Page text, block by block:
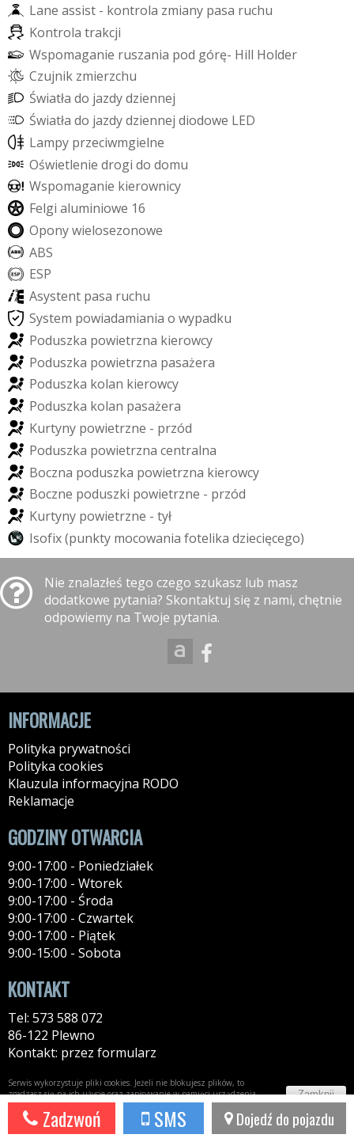
Zadzwoń SMS Dojedź do pojazdu
Lane assist - kontrola zmiany pasa ruchu
Kontrola trakcji
Wspomaganie ruszania pod górę- Hill Holder
Czujnik zmierzchu
Światła do jazdydziennej
Światła do jazdydziennej diodowe LED
Lampy przeciwmgielne
Oświetlenie drogi do domu
Wspomaganie kierownicy
Felgi aluminiowe 16
Oponywielosezonowe
ABS
ESP
Asystent pasa ruchu
System powiadamiania o wypadku
Poduszka powietrzna kierowcy
Poduszka powietrzna pasażera
Poduszka kolan kierowcy
Poduszka kolan pasażera
Kurtyny powietrzne - przód
Poduszka powietrzna centralna
Boczna poduszka powietrzna kierowcy
Boczne poduszki powietrzne - przód
Kurtyny powietrzne - tył
Isofix(punkty mocowania fotelika dziecięcego)
Nie znalazłeś tego czego szukasz lub masz
dodatkowe pytania? Skontaktuj się z nami, chętnie
odpowiemy na Twoje pytania.
INFORMACJE
Polityka prywatności
Polityka cookies
Klauzula informacyjna RODO
Reklamacje
GODZINY OTWARCIA
9:00-17:00 - Poniedziałek
9:00-17:00 - Wtorek
9:00-17:00 - Środa
9:00-17:00 - Czwartek
9:00-17:00 - Piątek
9:00-15:00 - Sobota
KONTAKT
Tel: 573 588 072
86-122 Plewno
Kontakt: przez formularz
Serwis wykorzystuje pliki cookies. Jeżeli nie blokujesz plików, to
zgadzasz się na ich użycie oraz zapisywanie w pamięci urządzenia.
Więcej informacji wpolityce prywatności
Zamknij
Potrzebujesz taki portal? Napisz do nas! 44fox.com